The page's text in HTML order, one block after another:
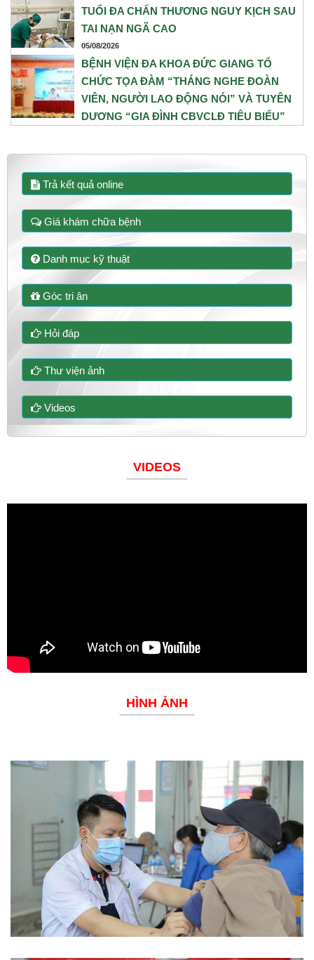
TUỔI ĐA CHẤN THƯƠNG NGUY KỊCH SAU
TAI NẠN NGÃ CAO
05/08/2026
BỆNH VIỆN ĐA KHOA ĐỨC GIANG TỔ
CHỨC TỌA ĐÀM “THÁNG NGHE ĐOÀN
VIÊN, NGƯỜI LAO ĐỘNG NÓI” VÀ TUYÊN
DƯƠNG “GIA ĐÌNH CBVCLĐ TIÊU BIỂU”
Trả kết quả online
Giá khám chữa bệnh
Danh mục kỹ thuật
Góc tri ân
Hỏi đáp
Thư viện ảnh
Videos
VIDEOS
HÌNH ẢNH
Phòng chống dịch bệnh